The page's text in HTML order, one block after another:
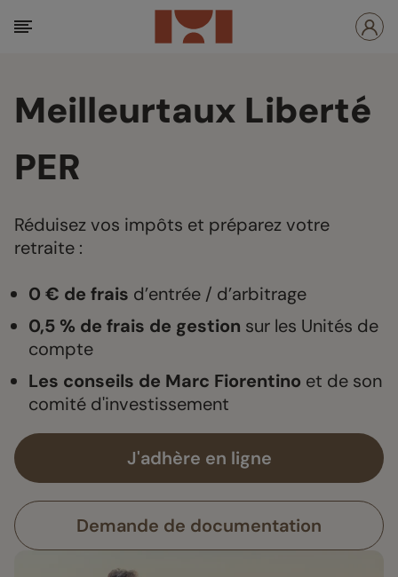
Meilleurtaux Liberté
PER
Réduisez vos impôts et préparez votre
retraite :
0 € de frais d’entrée / d’arbitrage
0,5 % de frais de gestion sur les Unités de
compte
Les conseils de Marc Fiorentino et de son
comité d'investissement
J'adhère en ligne
Demande de documentation